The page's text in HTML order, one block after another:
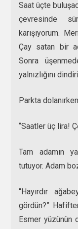
Saat üçte
çevresinde
karışıyorum.
Çay satan bir
Sonra
yalnızlığını
Parkta
“Saatler üç lira!
Tam adamın
tutuyor. Adam
“Hayırdır
gördün?”
Esmer yüzünün